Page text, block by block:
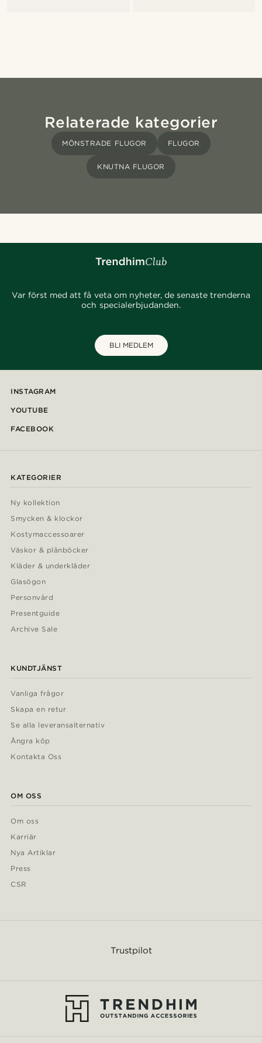
Relaterade kategorier
MÖNSTRADE FLUGOR FLUGOR
KNUTNA FLUGOR
Var först med att få veta om nyheter, de senaste trenderna
och specialerbjudanden.
BLI MEDLEM
INSTAGRAM
YOUTUBE
FACEBOOK
KATEGORIER
Ny kollektion
Smycken & klockor
Kostymaccessoarer
Väskor & plånböcker
Kläder & underkläder
Glasögon
Personvård
Presentguide
Archive Sale
KUNDTJÄNST
Vanliga frågor
Skapa en retur
Se alla leveransalternativ
Ångra köp
Kontakta Oss
OM OSS
Om oss
Karriär
Nya Artiklar
Press
CSR
Trustpilot